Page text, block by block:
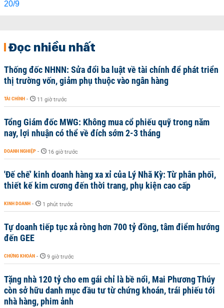
Đọc nhiều nhất
Thống đốc NHNN: Sửa đổi ba luật về tài chính để phát triển
thị trường vốn, giảm phụ thuộc vào ngân hàng
TÀI CHÍNH - 11 giờ trước
Tổng Giám đốc MWG: Không mua cổ phiếu quỹ trong năm
nay, lợi nhuận có thể về đích sớm 2-3 tháng
DOANH NGHIỆP - 16 giờ trước
'Đế chế’ kinh doanh hàng xa xỉ của Lý Nhã Kỳ: Từ phân phối,
thiết kế kim cương đến thời trang, phụ kiện cao cấp
KINH DOANH - 1 phút trước
Tự doanh tiếp tục xả ròng hơn 700 tỷ đồng, tâm điểm hướng
đến GEE
CHỨNG KHOÁN - 9 giờ trước
Tặng nhà 120 tỷ cho em gái chỉ là bề nổi, Mai Phương Thúy
còn sở hữu danh mục đầu tư từ chứng khoán, trái phiếu tới
nhà hàng, phim ảnh